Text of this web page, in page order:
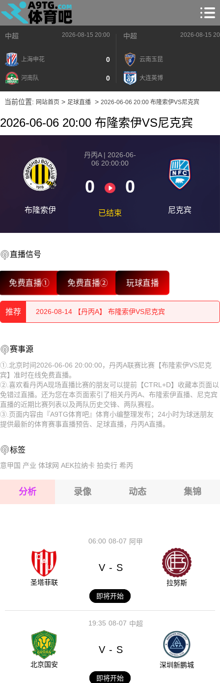
中超 2026-08-15 20:00
上海申花 0
河南队 0
中超 2026-08-15
云南玉昆
大连英博
当前位置: 网站首页> 足球直播> 2026-06-06 20:00 布隆索伊VS尼克宾
2026-06-06 20:00 布隆索伊VS尼克宾
布隆索伊
丹丙A | 2026-06-
06 20:00:00
0 0
已结束 尼克宾
直播信号
免费直播① 免费直播② 玩球直播
推荐
2026-08-15 【丹丙A】 布隆索伊VS尼克宾
2026-08-15 【丹丙A】 布隆索伊VS尼克宾
2026-08-15 【丹丙A】 布隆索伊VS尼克宾
2026-08-15 【丹丙A】 布隆索伊VS尼克宾
2026-08-15 【丹丙A】 布隆索伊VS尼克宾
2026-08-15 【丹丙A】 布隆索伊VS尼克宾
2026-08-14 【丹丙A】 布隆索伊VS尼克宾
2026-08-15 【丹丙A】 布隆索伊VS尼克宾
2026-08-15 【丹丙A】 布隆索伊VS尼克宾
2026-08-15 【丹丙A】 布隆索伊VS尼克宾
2026-08-15 【丹丙A】 布隆索伊VS尼克宾
赛事源
①.北京时间2026-06-06 20:00:00，丹丙A联赛比赛【布隆索伊VS尼克
宾】准时在线免费直播。
②.喜欢看丹丙A现场直播比赛的朋友可以提前【CTRL+D】收藏本页面以
免错过直播。还为您在本页面索引了相关丹丙A、布隆索伊直播、尼克宾
直播的近期比赛列表以及两队历史交锋、两队赛程。
③.页面内容由『A9TG体育吧』体育小编整理发布；24小时为球迷朋友
提供最新的体育赛事直播预告、足球直播，丹丙A直播。
标签
意甲国 产业 体球网 AEK拉纳卡 拍卖行 希丙
分析 录像 动态 集锦
08-07
06:00 阿甲
圣塔菲联
V - S
拉努斯
即将开始
08-07
19:35 中超
北京国安
V - S
深圳新鹏城
即将开始